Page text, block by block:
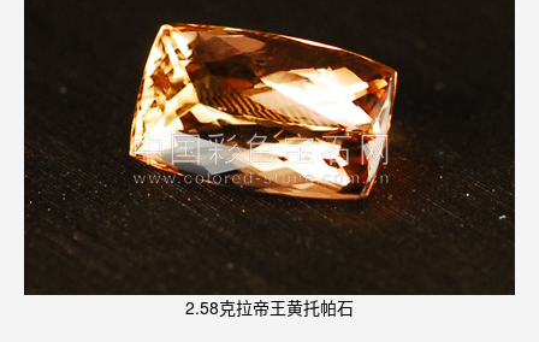
2.58克拉帝王黄托帕石